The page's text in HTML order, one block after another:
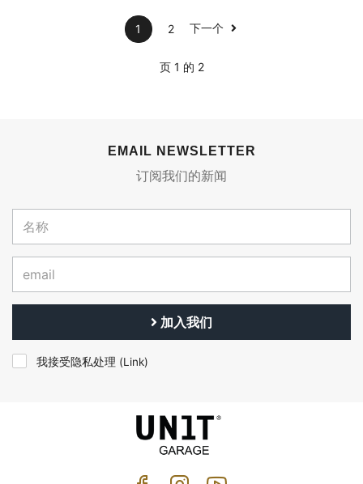
1 2 下一个
页 1 的 2
EMAIL NEWSLETTER
订阅我们的新闻
加入我们
我接受隐私处理 (Link)